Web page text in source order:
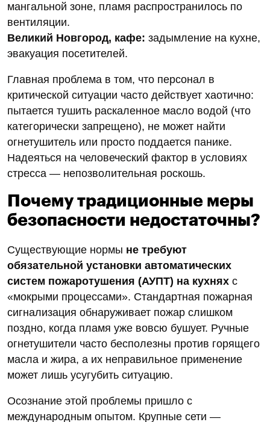
мангальной зоне, пламя распространилось по
вентиляции.
Великий Новгород, кафе: задымление на кухне,
эвакуация посетителей.
Главная проблема в том, что персонал в
критической ситуации часто действует хаотично:
пытается тушить раскаленное масло водой (что
категорически запрещено), не может найти
огнетушитель или просто поддается панике.
Надеяться на человеческий фактор в условиях
стресса — непозволительная роскошь.
Почему традиционные меры
безопасности недостаточны?
Существующие нормы не требуют
обязательной установки автоматических
систем пожаротушения (АУПТ) на кухнях с
«мокрыми процессами». Стандартная пожарная
сигнализация обнаруживает пожар слишком
поздно, когда пламя уже вовсю бушует. Ручные
огнетушители часто бесполезны против горящего
масла и жира, а их неправильное применение
может лишь усугубить ситуацию.
Осознание этой проблемы пришло с
международным опытом. Крупные сети —